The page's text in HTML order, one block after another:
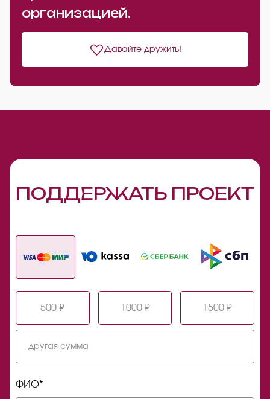
организацией.
Давайте дружить!
ПОДДЕРЖАТЬ ПРОЕКТ
500 ₽ 1000 ₽ 1500 ₽
ФИО*